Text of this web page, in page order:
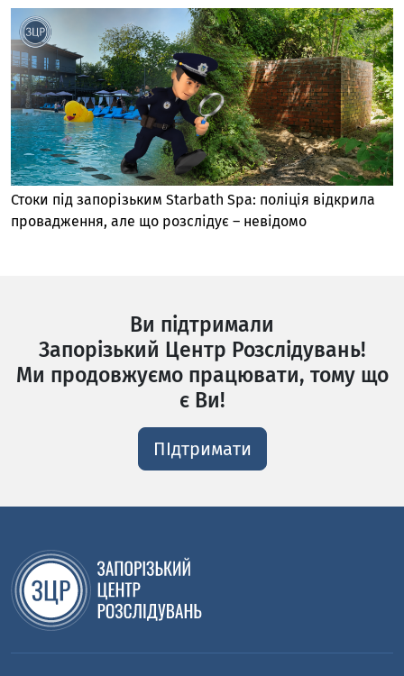
Стоки під запорізьким Starbath Spa: поліція відкрила
провадження, але що розслідує – невідомо
Ви підтримали
Запорізький Центр Розслідувань!
Ми продовжуємо працювати, тому що
є Ви!
ПІдтримати